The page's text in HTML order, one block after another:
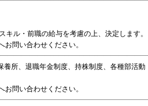
ル・前職の給与を考慮の上、決定します。
問い合わせください。
養所、退職年金制度、持株制度、各種部活動
問い合わせください。